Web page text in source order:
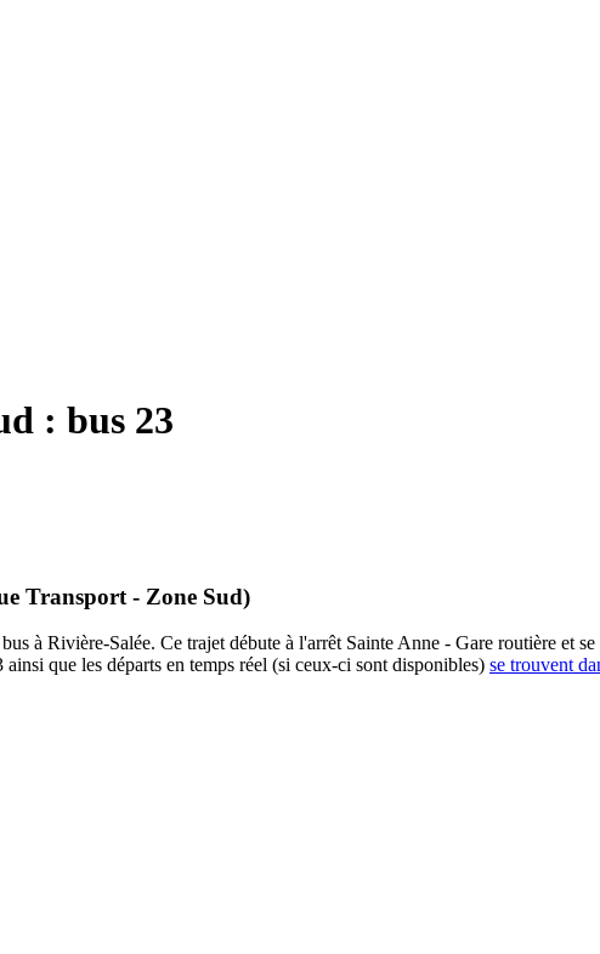
: bus 23
Transport - Zone Sud)
à Rivière-Salée. Ce trajet débute à l'arrêt Sainte Anne - Gare routière et
que les départs en temps réel (si ceux-ci sont disponibles) se trouvent